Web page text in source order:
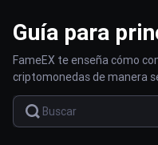
Guía para
FameEX te enseña cómo
criptomonedas de manera